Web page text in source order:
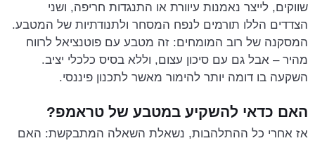
שווקים, לייצר נאמנות עיוורת או התנגדות חריפה, ושני
הצדדים הללו תורמים לנפח המסחר ולתנודתיות של המטבע.
המסקנה של רוב המומחים: זה מטבע עם פוטנציאל לרווח
מהיר – אבל גם עם סיכון עצום, וללא בסיס כלכלי יציב.
השקעה בו דומה יותר להימור מאשר לתכנון פיננסי.
האם כדאי להשקיע במטבע של טראמפ?
אז אחרי כל ההתלהבות, נשאלת השאלה המתבקשת: האם